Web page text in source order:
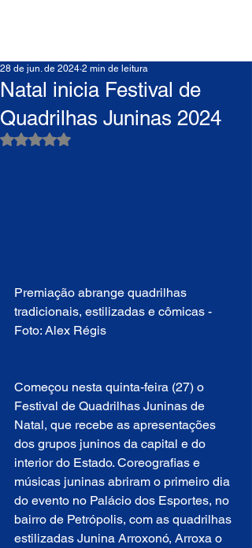
Natal inicia Festival de
Quadrilhas Juninas 2024
28 de jun. de 2024 2 min de leitura
Avaliado com NaN de 5 estrelas.
Premiação abrange quadrilhas
tradicionais, estilizadas e cômicas -
Foto: Alex Régis
Começou nesta quinta-feira (27) o
Festival de Quadrilhas Juninas de
Natal, que recebe as apresentações
dos grupos juninos da capital e do
interior do Estado. Coreografias e
músicas juninas abriram o primeiro dia
do evento no Palácio dos Esportes, no
bairro de Petrópolis, com as quadrilhas
estilizadas Junina Arroxonó, Arroxa o